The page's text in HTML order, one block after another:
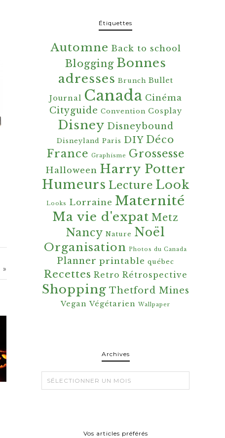
»
Étiquettes
Automne Back to school
Blogging Bonnes
adresses Brunch Bullet
Journal Canada Cinéma
Cityguide Convention Cosplay
Disney Disneybound
Disneyland Paris DIY Déco
France Graphisme Grossesse
Halloween Harry Potter
Humeurs Lecture Look
Looks Lorraine Maternité
Ma vie d'expat Metz
Nancy Nature Noël
Organisation Photos du Canada
Planner printable québec
Recettes Retro Rétrospective
Shopping Thetford Mines
Vegan Végétarien Wallpaper
ArchivesArchives
Vos articles préférés